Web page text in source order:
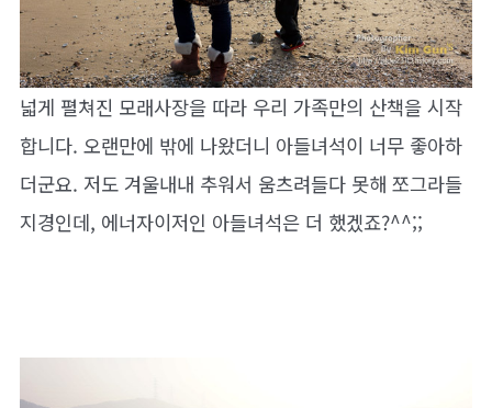
넓게 펼쳐진 모래사장을 따라 우리 가족만의 산책을 시작
합니다. 오랜만에 밖에 나왔더니 아들녀석이 너무 좋아하
더군요. 저도 겨울내내 추워서 움츠려들다 못해 쪼그라들
지경인데, 에너자이저인 아들녀석은 더 했겠죠?^^;;